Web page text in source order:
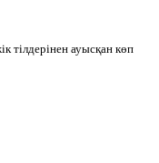
тілдерінен ауысқан көп